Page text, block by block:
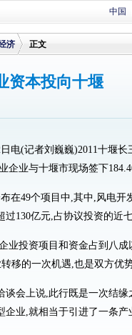
中国
济 正文
资本投向十堰
(记者刘巍巍)2011十堰长
企业与十堰市现场签下
49个项目中,其中,风电开
130亿元,占协议投资的近七
投资项目和资金占到八成
移的一次机遇,也是双方优势
会上说,此行既是一次结缘
企业,就相当于引进了一条产